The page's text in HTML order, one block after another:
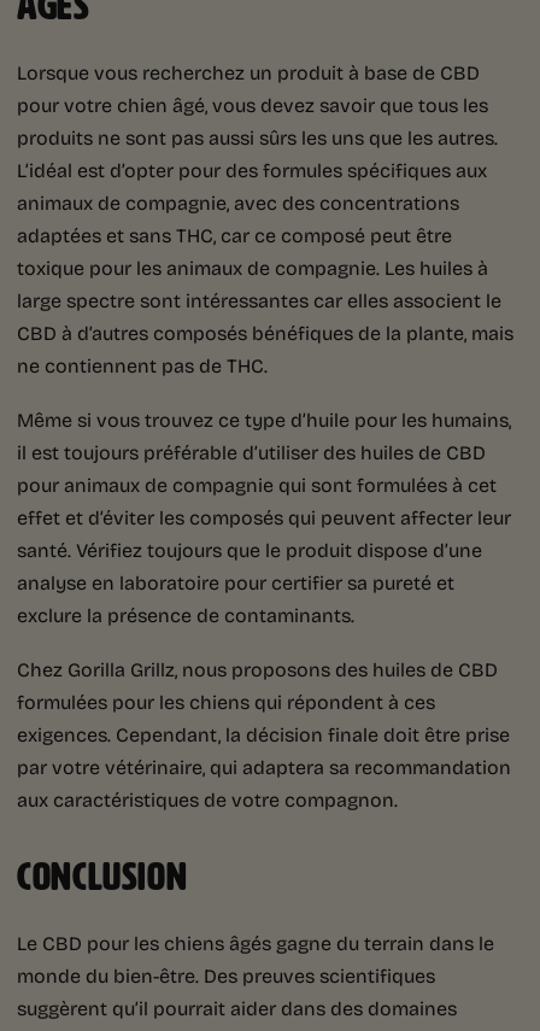
Lorsque vous recherchez un produit à base de CBD
pour votre chien âgé, vous devez savoir que tous les
produits ne sont pas aussi sûrs les uns que les autres.
L’idéal est d’opter pour des formules spécifiques aux
animaux de compagnie, avec des concentrations
adaptées et sans THC, car ce composé peut être
toxique pour les animaux de compagnie. Les huiles à
large spectre sont intéressantes car elles associent le
CBD à d’autres composés bénéfiques de la plante, mais
ne contiennent pas de THC.
Même si vous trouvez ce type d’huile pour les humains,
il est toujours préférable d’utiliser des huiles de CBD
pour animaux de compagnie qui sont formulées à cet
effet et d’éviter les composés qui peuvent affecter leur
santé. Vérifiez toujours que le produit dispose d’une
analyse en laboratoire pour certifier sa pureté et
exclure la présence de contaminants.
Chez Gorilla Grillz, nous proposons des huiles de CBD
formulées pour les chiens qui répondent à ces
exigences. Cependant, la décision finale doit être prise
par votre vétérinaire, qui adaptera sa recommandation
aux caractéristiques de votre compagnon.
CONCLUSION
Le CBD pour les chiens âgés gagne du terrain dans le
monde du bien-être. Des preuves scientifiques
suggèrent qu’il pourrait aider dans des domaines